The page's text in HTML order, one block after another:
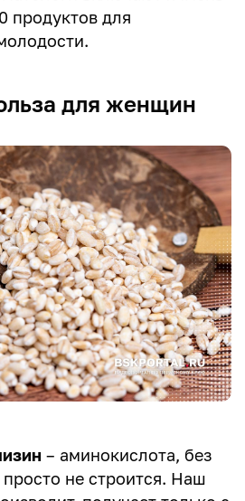
продуктов для
для женщин
– аминокислота, без
не строится. Наш